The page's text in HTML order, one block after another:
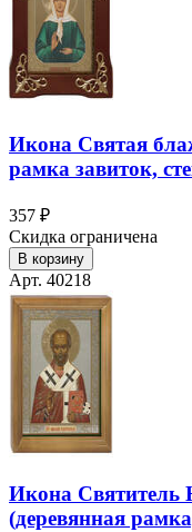
Икона Святая
рамка завиток,
357 ₽
Скидка ограничена
В корзину
Арт. 40218
Икона Святитель
(деревянная